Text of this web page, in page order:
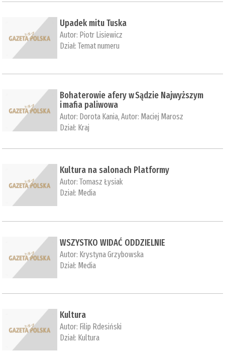
Upadek mitu Tuska
Autor: Piotr Lisiewicz
Dział:Temat numeru
Bohaterowie afery w Sądzie Najwyższym
i mafia paliwowa
Autor: Dorota Kania, Autor: Maciej Marosz
Dział: Kraj
Kultura na salonach Platformy
Autor:Tomasz Łysiak
Dział: Media
WSZYSTKO WIDAĆ ODDZIELNIE
Autor: Krystyna Grzybowska
Dział: Media
Kultura
Autor: Filip Rdesiński
Dział: Kultura